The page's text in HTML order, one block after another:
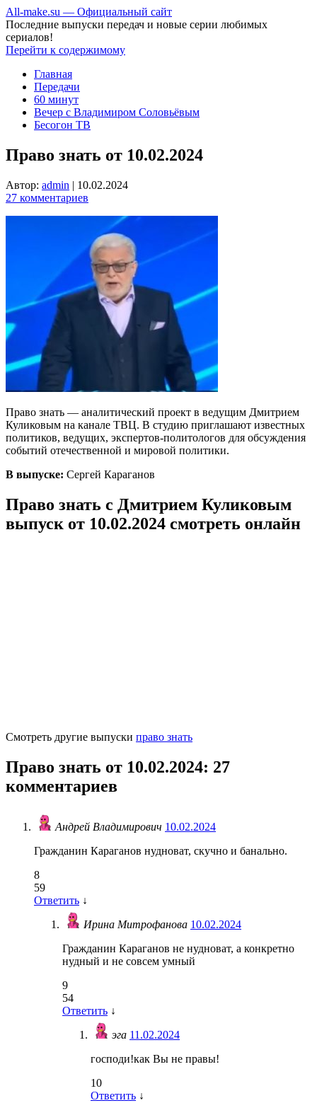
All-make.su — Официальный сайт
Последние выпуски передач и новые серии любимых
сериалов!
Перейти к содержимому
Главная
Передачи
60 минут
Вечер с Владимиром Соловьёвым
Бесогон ТВ
Право знать от 10.02.2024
Автор: admin | 10.02.2024
27 комментариев
Право знать — аналитический проект в ведущим Дмитрием
Куликовым на канале ТВЦ. В студию приглашают известных
политиков, ведущих, экспертов-политологов для обсуждения
событий отечественной и мировой политики.
В выпуске: Сергей Караганов
Право знать с Дмитрием Куликовым
выпуск от 10.02.2024 смотреть онлайн
Смотреть другие выпуски право знать
Право знать от 10.02.2024: 27
комментариев
Андрей Владимирович 10.02.2024
Гражданин Караганов нудноват, скучно и банально.
8
59
Ответить ↓
Ирина Митрофанова 10.02.2024
Гражданин Караганов не нудноват, а конкретно
нудный и не совсем умный
9
54
Ответить ↓
эга 11.02.2024
господи!как Вы не правы!
10
Ответить ↓